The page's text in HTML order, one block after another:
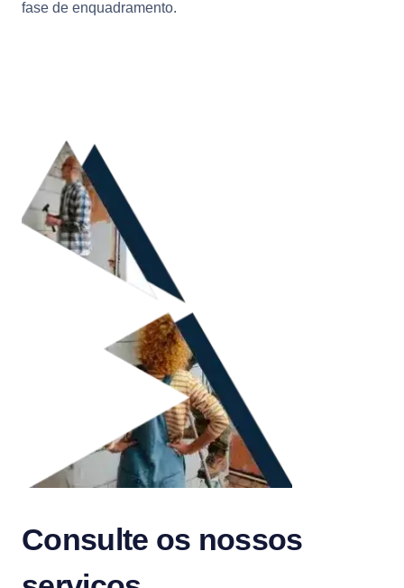
fase de enquadramento.
Consulte os nossos